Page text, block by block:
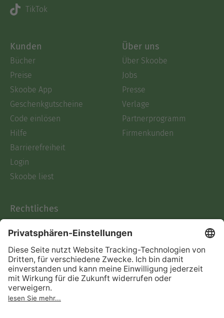
TikTok
Kunden
Bücher
Preise
Skoobe App
Geschenkgutscheine
Code einlösen
Hilfe
Barrierefreiheit
Login
Skoobe liest
Über uns
Über Skoobe
Jobs
Presse
Verlage
Partnerprogramm
Firmenkunden
Rechtliches
AGB
Informationen nach Data
Act
Verträge hier kündigen
Impressum